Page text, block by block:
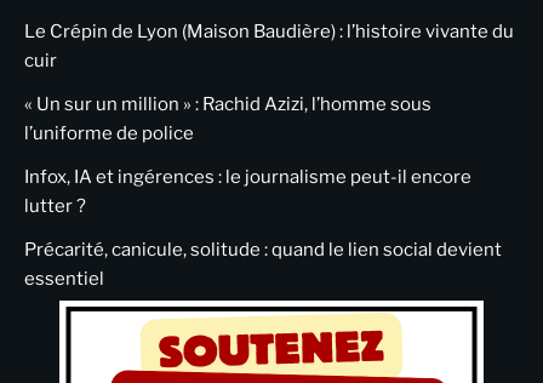
Le Crépin de Lyon (Maison Baudière) : l’histoire vivante du
cuir
« Un sur un million » : Rachid Azizi, l’homme sous
l’uniforme de police
Infox, IA et ingérences : le journalisme peut-il encore
lutter ?
Précarité, canicule, solitude : quand le lien social devient
essentiel